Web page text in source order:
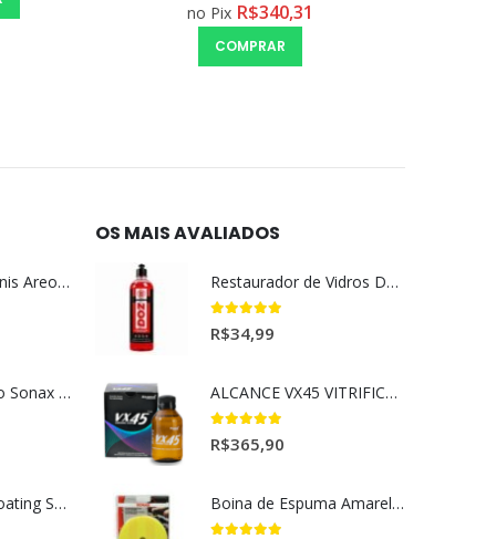
no Pix R$340,31
COMPRAR
Aromatizante Tênis Areon Fresh Wave New Car / Carro Novo
Selador Cerâmico Sonax Xtreme Ceramic Spray + Seal (750ml)
Ceramic Spray Coating Sonax 750ml
OS MAIS AVALIADOS
Restaurador de Vidros DOZ Dmg (500ml)
5.00
R$34,99
ALCANCE VX45 VITRIFICADOR AUTOMOTIVO 100ML
5.00
R$365,90
Boina de Espuma Amarela Médio Agressiva Sonax (5")